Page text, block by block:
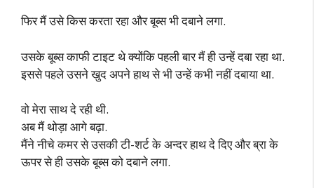
फिर मैं उसे किस करता रहा और बूब्स भी दबाने लगा.
उसके बूब्स काफी टाइट थे क्योंकि पहली बार मैं ही उन्हें दबा रहा था.
इससे पहले उसने खुद अपने हाथ से भी उन्हें कभी नहीं दबाया था.
वो मेरा साथ दे रही थी.
अब मैं थोड़ा आगे बढ़ा.
मैंने नीचे कमर से उसकी टी-शर्ट के अन्दर हाथ दे दिए और ब्रा के
ऊपर से ही उसके बूब्स को दबाने लगा.